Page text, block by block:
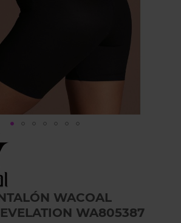
WACOAL
WA805387